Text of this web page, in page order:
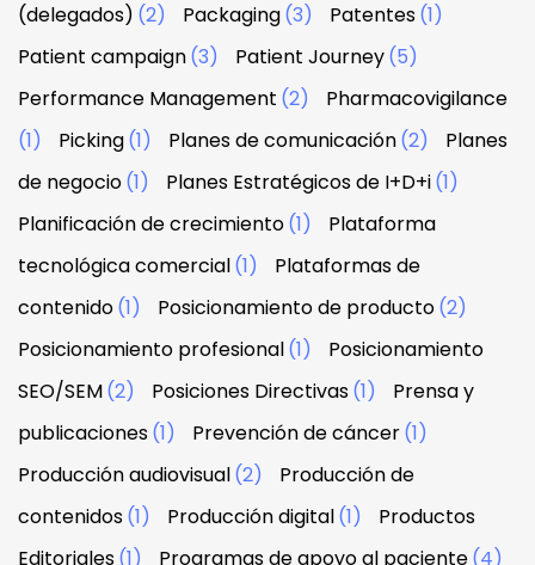
(delegados) (2) Packaging(3) Patentes(1)
Patient campaign(3) Patient Journey(5)
Performance Management (2)
Pharmacovigilance
(1)
Picking(1) Planes de comunicación(2)
Planes
de negocio(1) Planes Estratégicos de I+D+i(1)
Planificación de crecimiento(1)
Plataforma
tecnológica comercial(1)
Plataformas de
contenido(1) Posicionamiento de producto(2)
Posicionamiento profesional(1)
Posicionamiento
SEO/SEM(2) Posiciones Directivas(1)
Prensa y
publicaciones(1) Prevención de cáncer(1)
Producción audiovisual(2)
Producción de
contenidos(1) Producción digital(1)
Productos
Editoriales(1) Programas de apoyo al paciente(4)